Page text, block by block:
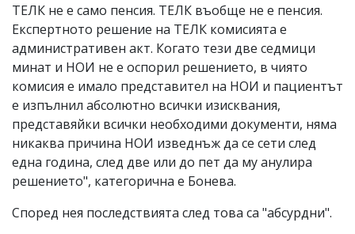
ТЕЛК не е само пенсия. ТЕЛК въобще не е пенсия.
Експертното решение на ТЕЛК комисията е
административен акт. Когато тези две седмици
минат и НОИ не е оспорил решението, в чиято
комисия е имало представител на НОИ и пациентът
е изпълнил абсолютно всички изисквания,
представяйки всички необходими документи, няма
никаква причина НОИ изведнъж да се сети след
една година, след две или до пет да му анулира
решението", категорична е Бонева.
Според нея последствията след това са "абсурдни".